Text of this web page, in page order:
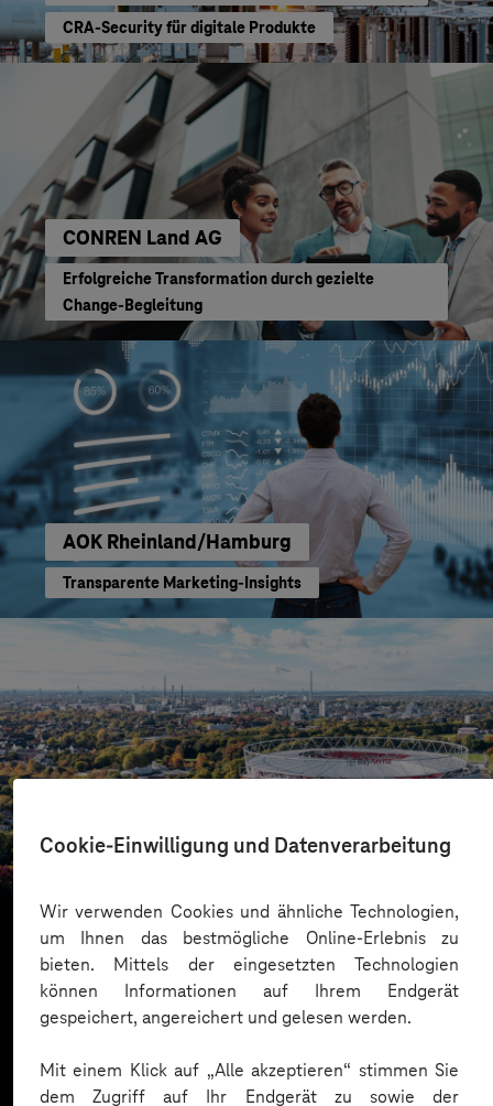
Cookie-Einwilligung und Datenverarbeitung
Wir verwenden Cookies und ähnliche Technologien,
um Ihnen das bestmögliche Online-Erlebnis zu
bieten. Mittels der eingesetzten Technologien
können Informationen auf Ihrem Endgerät
gespeichert, angereichert und gelesen werden.
Mit einem Klick auf „Alle akzeptieren“ stimmen Sie
dem Zugriff auf Ihr Endgerät zu sowie der
CRA-Security für digitale Produkte
CONREN Land AG
Erfolgreiche Transformation durch gezielte
Change-Begleitung
AOK Rheinland/Hamburg
Transparente Marketing-Insights
Mit Dataverse zum Daten-Champion
Mehr laden